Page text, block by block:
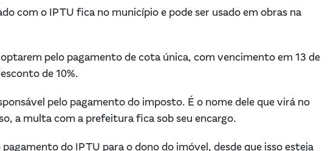
com o IPTU fica no município e pode ser usado em obras na
pelo pagamento de cota única, com vencimento em 13 de
de 10%.
pelo pagamento do imposto. É o nome dele que virá no
a multa com a prefeitura fica sob seu encargo.
do IPTU para o dono do imóvel, desde que isso esteja